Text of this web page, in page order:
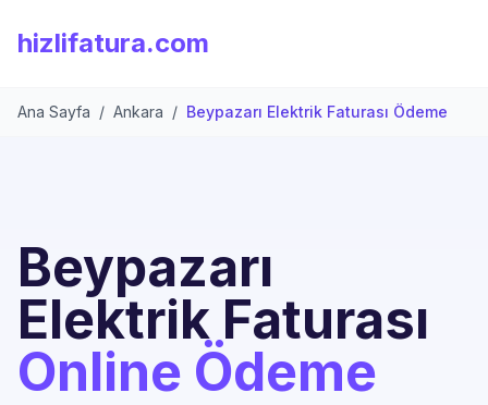
hizlifatura.com
Ana Sayfa / Ankara / Beypazarı Elektrik Faturası Ödeme
Beypazarı
Elektrik Faturası
Online Ödeme